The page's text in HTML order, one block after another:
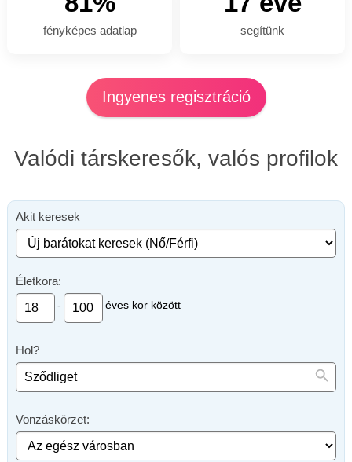
fényképes adatlap segítünk
Ingyenes regisztráció
Valódi társkeresők, valós profilok
Akit keresek
Életkora:
- éves kor között
Hol?
Vonzáskörzet: